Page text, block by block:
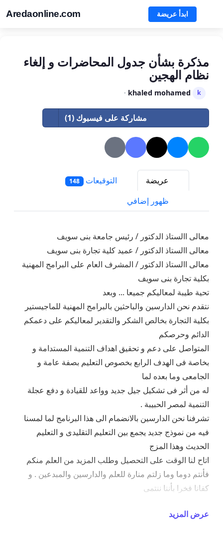
Aredaonline.com ابدأ عريضة
مذكرة بشأن جدول المحاضرات و إلغاء
نظام الهجين
k
khaled mohamed
·
مشاركة على فيسبوك (1)
عريضة التوقيعات 148
ظهور إضافي
معالى االستاذ الدكتور / رئيس جامعة بنى سويف
معالى االستاذ الدكتور / عميد كلية تجارة بنى سويف
معالى االستاذ الدكتور / المشرف العام على البرامج المهنية
بكلية تجارة بنى سويف
تحية طيبة لمعاليكم جميعا ... وبعد
نتقدم نحن الدارسين والباحثين بالبرامج المهنية للماجيستير
بكلية التجارة بخالص الشكر والتقدير لمعاليكم على دعمكم
الدائم وحرصكم
المتواصل على دعم و تحقيق اهداف التنمية المستدامة و
بخاصة فى الهدف الرابع بخصوص التعليم بصفة عامة و
الجامعى وما بعده لما
له من أثر فى تشكيل جيل جديد وواعد للقيادة و دفع عجلة
التنمية لمصر الحبيبة .
تشرفنا نحن الدارسين بالانضمام الى هذا البرنامج لما لمسنا
فيه من نموذج جديد يجمع بين التعليم التقليدى و التعليم
الحديث وهذا المزج
اتاح لنا الوقت على التحصيل وطلب المزيد من العلم منكم
فأنتم دوما وما زلتم منارة للعلم والدارسين والمبدعين . و
كفانا فخرا بأننا ننتمى
فى التقييمات الدولية و هذا بفضل جهودكم الصادقة و الوثابة .
عرض المزيد